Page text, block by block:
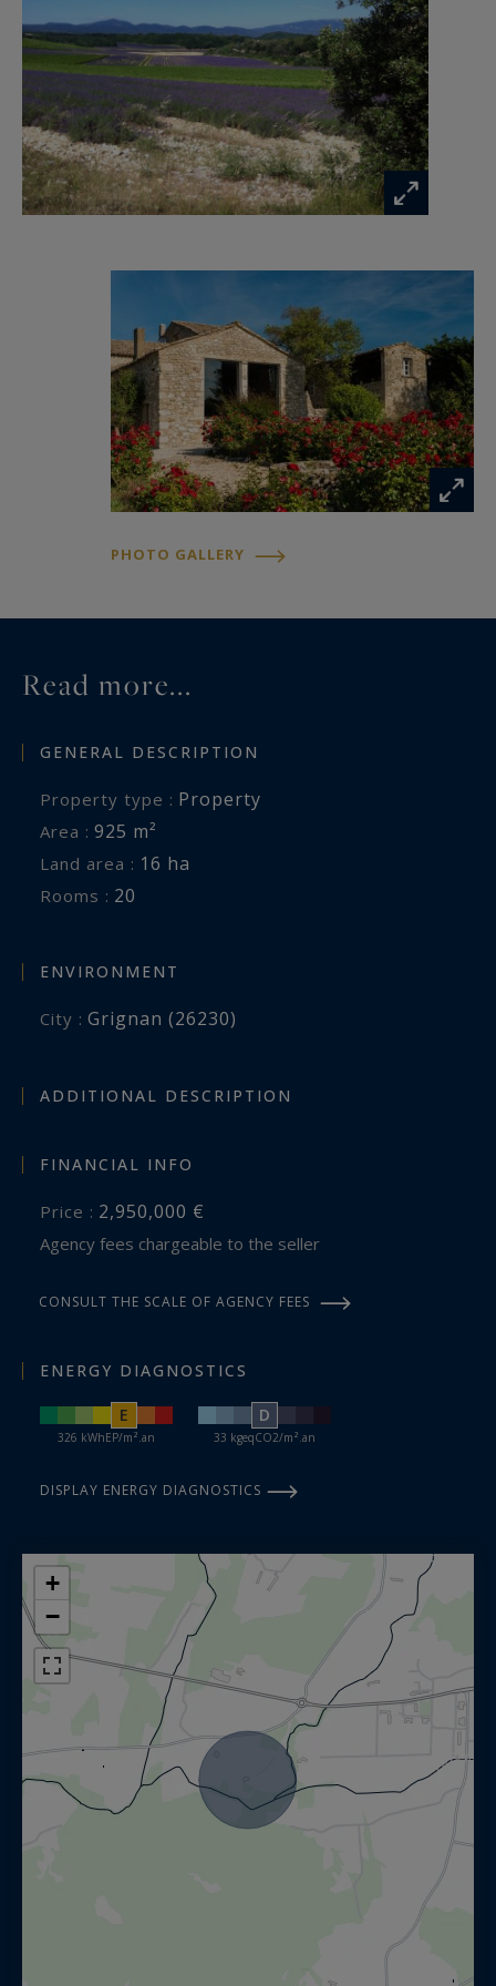
d'une propriété familiale ou bien d'une
exploitation hôtelière ou évènementielle (récolte
de truffes, atelier cuisine, récolte lavandes,
terrain et installations pour les chevaux)
PHOTO GALLERY
Read more...
GENERAL DESCRIPTION
Property type : Property
Area : 925 m²
Land area : 16 ha
Rooms : 20
ENVIRONMENT
City : Grignan (26230)
ADDITIONAL DESCRIPTION
FINANCIAL INFO
Price : 2,950,000 €
Agency fees chargeable to the seller
CONSULT THE SCALE OF AGENCY FEES
ENERGY DIAGNOSTICS
E
326 kWhEP/m².an
D
33 kgeqCO2/m².an
DISPLAY ENERGY DIAGNOSTICS
+
−